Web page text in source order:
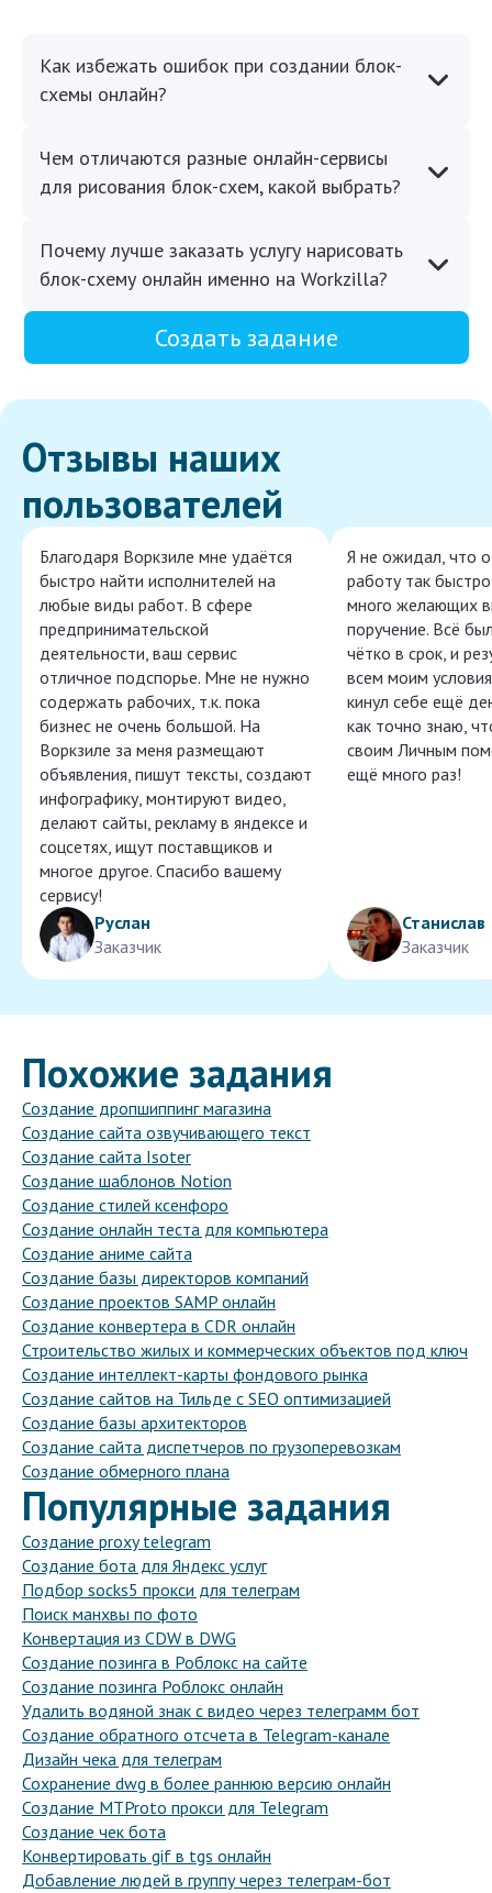
Как избежать ошибок при создании блок-
схемы онлайн?
Чем отличаются разные онлайн-сервисы
для рисования блок-схем, какой выбрать?
Почему лучше заказать услугу нарисовать
блок-схему онлайн именно на Workzilla?
Создать задание
Отзывы наших
пользователей
Благодаря Воркзиле мне удаётся
быстро найти исполнителей на
любые виды работ. В сфере
предпринимательской
деятельности, ваш сервис
отличное подспорье. Мне не нужно
содержать рабочих, т.к. пока
бизнес не очень большой. На
Воркзиле за меня размещают
объявления, пишут тексты, создают
инфографику, монтируют видео,
делают сайты, рекламу в яндексе и
соцсетях, ищут поставщиков и
многое другое. Спасибо вашему
сервису!
Руслан
Заказчик
Я не ожидал, что
работу так
много желающих
поручение. Всё
чётко в срок, и
всем моим
кинул себе ещё
как точно знаю,
своим Личным
ещё много раз!
Станислав
Заказчик
Похожие задания
Создание дропшиппинг магазина
Создание сайта озвучивающего текст
Создание сайта Isoter
Создание шаблонов Notion
Создание стилей ксенфоро
Создание онлайн теста для компьютера
Создание аниме сайта
Создание базы директоров компаний
Создание проектов SAMP онлайн
Создание конвертера в CDR онлайн
Строительство жилых и коммерческих объектов под ключ
Создание интеллект-карты фондового рынка
Создание сайтов на Тильде с SEO оптимизацией
Создание базы архитекторов
Создание сайта диспетчеров по грузоперевозкам
Создание обмерного плана
Популярные задания
Создание proxy telegram
Создание бота для Яндекс услуг
Подбор socks5 прокси для телеграм
Поиск манхвы по фото
Конвертация из CDW в DWG
Создание позинга в Роблокс на сайте
Создание позинга Роблокс онлайн
Удалить водяной знак с видео через телеграмм бот
Создание обратного отсчета в Telegram-канале
Дизайн чека для телеграм
Сохранение dwg в более раннюю версию онлайн
Создание MTProto прокси для Telegram
Создание чек бота
Конвертировать gif в tgs онлайн
Добавление людей в группу через телеграм-бот